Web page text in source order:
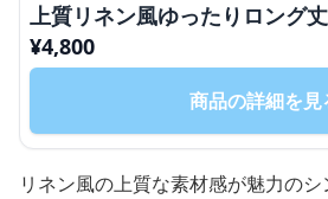
上質リネン風ゆったりロング
¥4,800
商品の詳細を見
リネン風の上質な素材感が魅力の